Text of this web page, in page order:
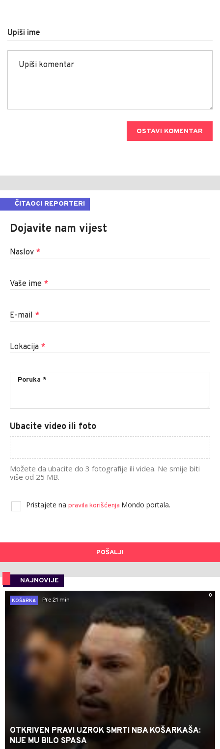
Upiši ime
OSTAVI KOMENTAR
ČITAOCI REPORTERI
Dojavite nam vijest
Naslov *
Vaše ime *
E-mail *
Lokacija *
Ubacite video ili foto
Možete da ubacite do 3 fotografije ili videa. Ne smije biti
više od 25 MB.
Pristajete na pravila korišćenja Mondo portala.
POŠALJI
NAJNOVIJE
0
KOŠARKA
Pre 21 min
OTKRIVEN PRAVI UZROK SMRTI NBA KOŠARKAŠA:
NIJE MU BILO SPASA